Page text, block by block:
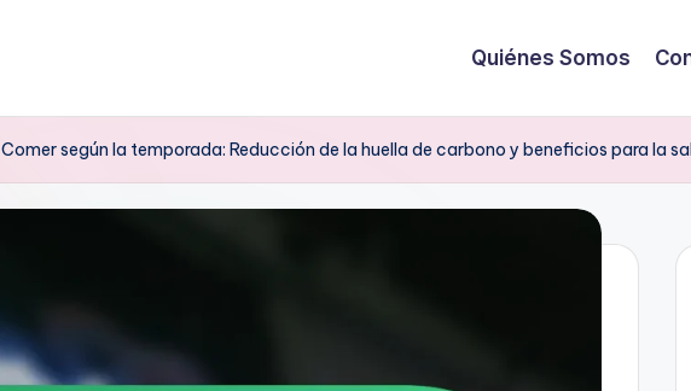
Quiénes Somos
Comer según la temporada: Reducción de la huella de carbono y beneficios para la